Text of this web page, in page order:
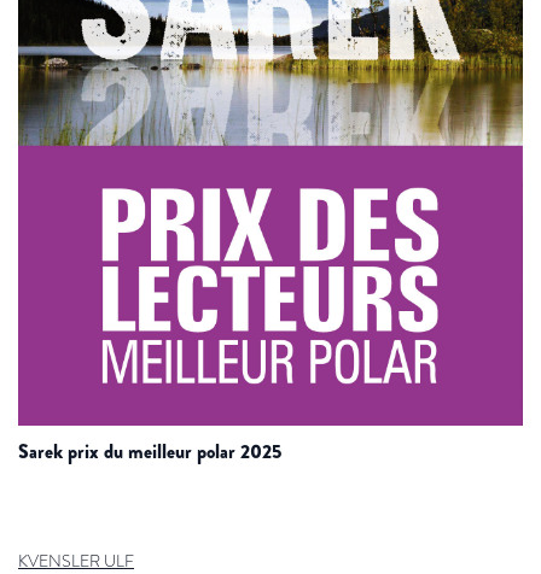
sarek prix du meilleur polar 2025
KVENSLER ULF